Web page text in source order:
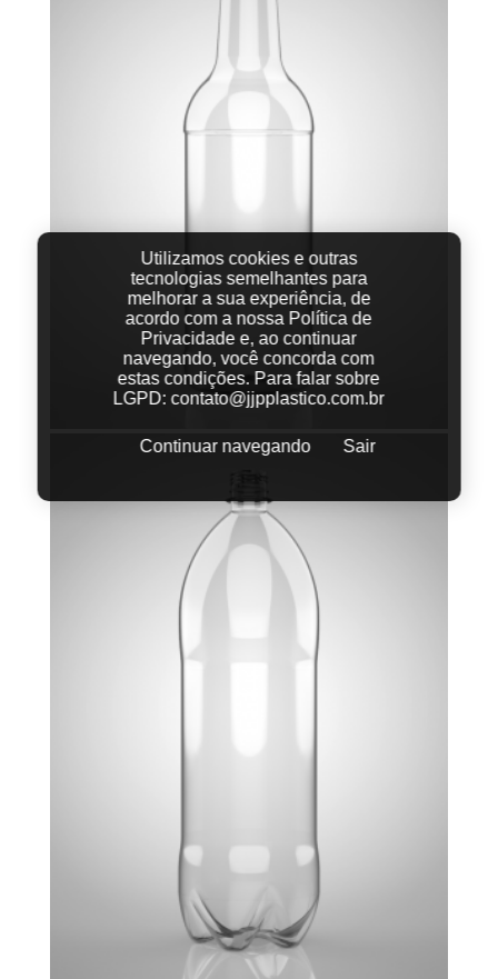
Utilizamos cookies e outras
tecnologias semelhantes para
melhorar a sua experiência, de
acordo com a nossa Política de
Privacidade e, ao continuar
navegando, você concorda com
estas condições. Para falar sobre
LGPD:contato@jjpplastico.com.br
Continuar navegando Sair